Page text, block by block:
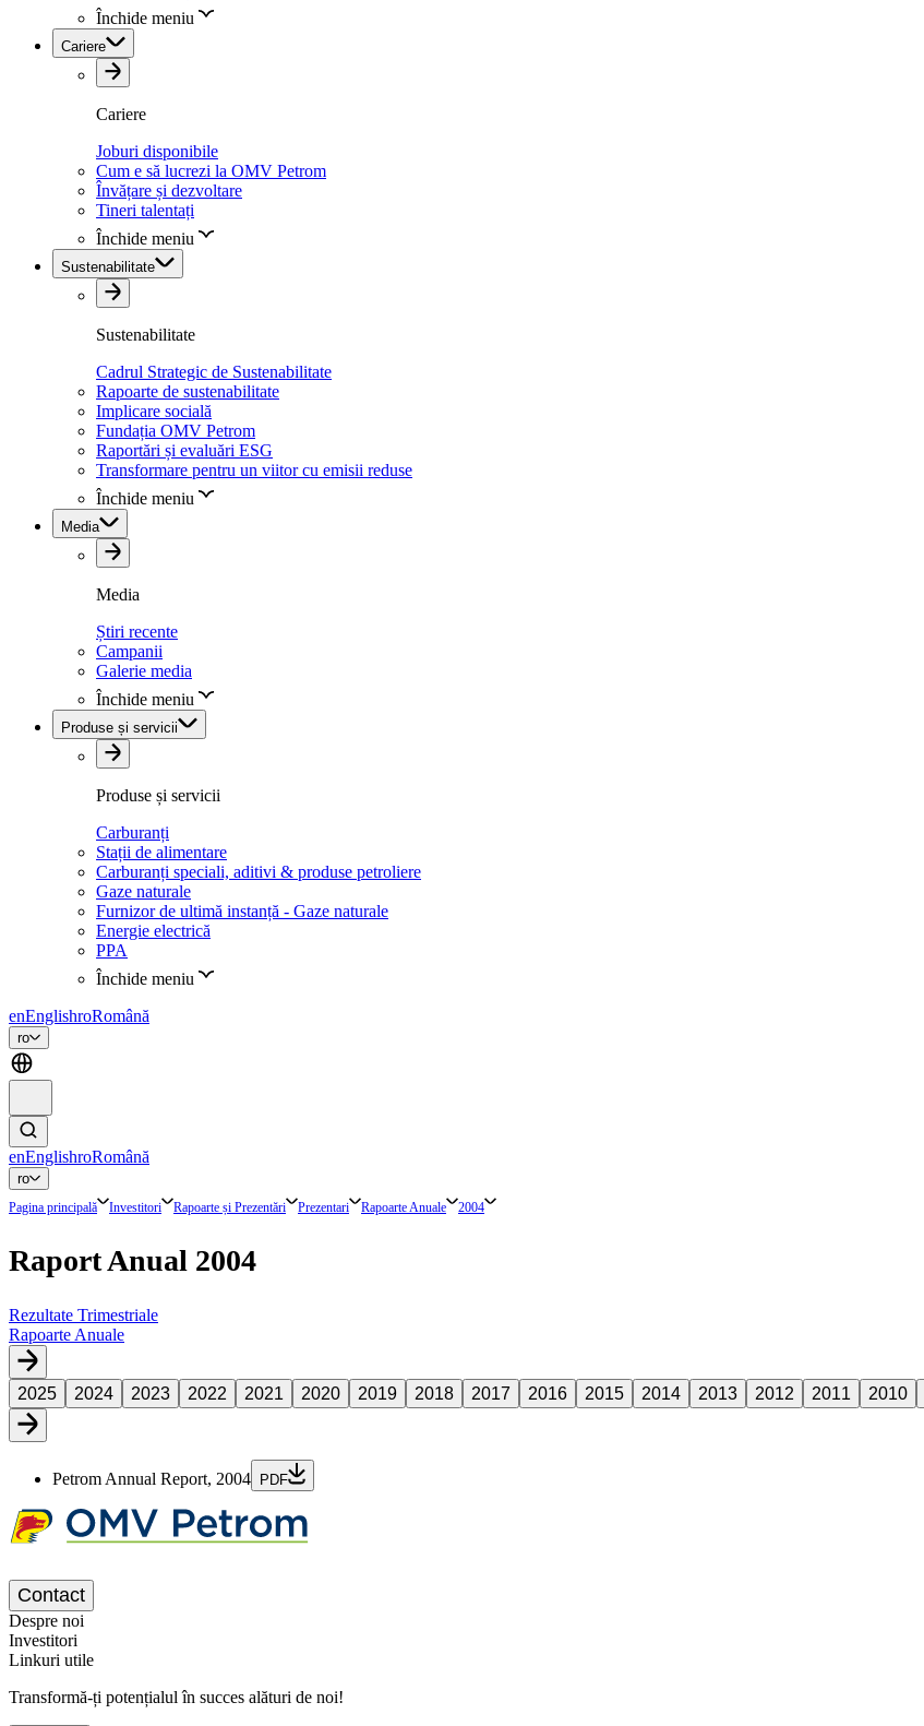
Închide meniu
Cariere
Cariere
Joburi disponibile
Cum e să lucrezi la OMV Petrom
Învățare și dezvoltare
Tineri talentați
Închide meniu
Sustenabilitate
Sustenabilitate
Cadrul Strategic de Sustenabilitate
Rapoarte de sustenabilitate
Implicare socială
Fundația OMV Petrom
Raportări și evaluări ESG
Transformare pentru un viitor cu emisii reduse
Închide meniu
Media
Media
Știri recente
Campanii
Galerie media
Închide meniu
Produse și servicii
Produse și servicii
Carburanți
Stații de alimentare
Carburanți speciali, aditivi & produse petroliere
Gaze naturale
Furnizor de ultimă instanță - Gaze naturale
Energie electrică
PPA
Închide meniu
enEnglishroRomână
ro
enEnglishroRomână
ro
Pagina principală Investitori Rapoarte și Prezentări Prezentari Rapoarte Anuale 2004
Raport Anual 2004
Rezultate Trimestriale
Rapoarte Anuale
2025 2024 2023 2022 2021 2020 2019 2018 2017 2016 2015 2014 2013 2012 2011 2010
Petrom Annual Report, 2004 PDF
Contact
Despre noi
Investitori
Linkuri utile
Transformă-ți potențialul în succes alături de noi!